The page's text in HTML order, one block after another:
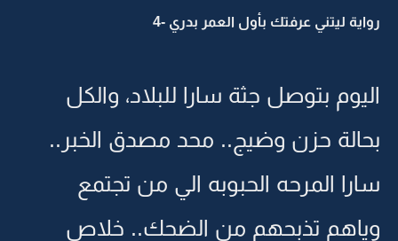
رواية ليتني عرفتك بأول العمر بدري -4
اليوم بتوصل جثة سارا للبلاد، والكل
بحالة حزن وضيج.. محد مصدق الخبر..
سارا المرحه الحبوبه الي من تجتمع
وياهم تذبحهم من الضحك.. خلاص